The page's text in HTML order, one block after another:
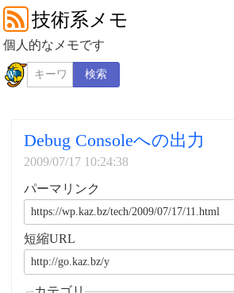
技術系メモ
個人的なメモです
検索
Debug Consoleへの出力
2009/07/17 10:24:38
パーマリンク
短縮URL